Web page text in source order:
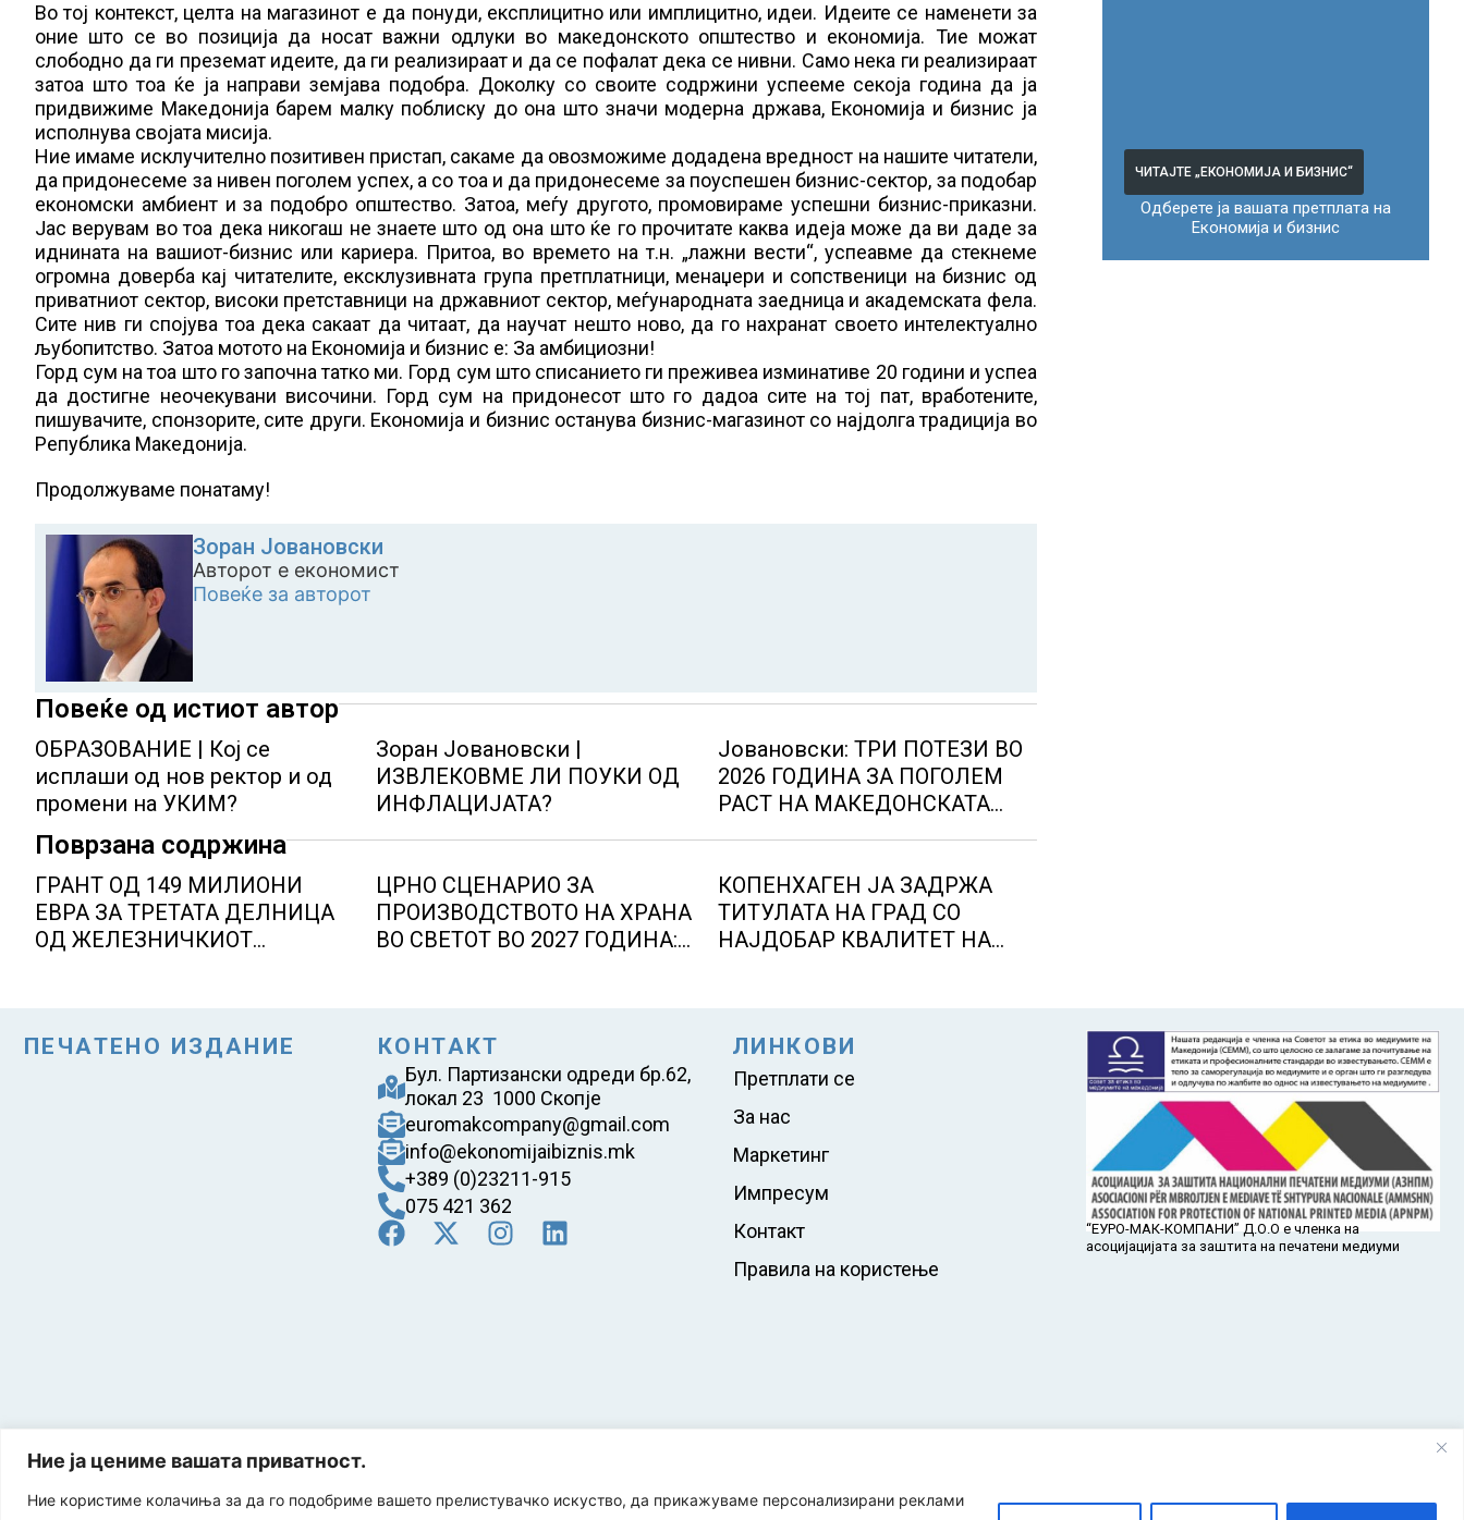
Ние ја цениме вашата приватност.
Ние користиме колачиња за да го подобриме вашето прелистувачко искуство, да прикажуваме персонализирани реклами
Во тој контекст, целта на магазинот е да понуди, експлицитно или имплицитно, идеи. Идеите се наменети за
оние што се во позиција да носат важни одлуки во македонското општество и економија. Тие можат
слободно да ги преземат идеите, да ги реализираат и да се пофалат дека се нивни. Само нека ги реализираат
затоа што тоа ќе ја направи земјава подобра. Доколку со своите содржини успееме секоја година да ја
придвижиме Македонија барем малку поблиску до она што значи модерна држава, Економија и бизнис ја
исполнува својата мисија.
Ние имаме исклучително позитивен пристап, сакаме да овозможиме додадена вредност на нашите читатели,
да придонесеме за нивен поголем успех, а со тоа и да придонесеме за поуспешен бизнис-сектор, за подобар
економски амбиент и за подобро општество. Затоа, меѓу другото, промовираме успешни бизнис-приказни.
Јас верувам во тоа дека никогаш не знаете што од она што ќе го прочитате каква идеја може да ви даде за
иднината на вашиот-бизнис или кариера. Притоа, во времето на т.н. „лажни вести“, успеавме да стекнеме
огромна доверба кај читателите, ексклузивната група претплатници, менаџери и сопственици на бизнис од
приватниот сектор, високи претставници на државниот сектор, меѓународната заедница и академската фела.
Сите нив ги спојува тоа дека сакаат да читаат, да научат нешто ново, да го нахранат своето интелектуално
љубопитство. Затоа мотото на Економија и бизнис е: За амбициозни!
Горд сум на тоа што го започна татко ми. Горд сум што списанието ги преживеа изминативе 20 години и успеа
да достигне неочекувани височини. Горд сум на придонесот што го дадоа сите на тој пат, вработените,
пишувачите, спонзорите, сите други. Економија и бизнис останува бизнис-магазинот со најдолга традиција во
Република Македонија.
Продолжуваме понатаму!
Зоран Јовановски
Авторот е економист
Повеќе за авторот
Повеќе од истиот автор
ОБРАЗОВАНИЕ | Кој се
исплаши од нов ректор и од
промени на УКИМ?
Зоран Јовановски |
ИЗВЛЕКОВМЕ ЛИ ПОУКИ ОД
ИНФЛАЦИЈАТА?
Јовановски: ТРИ ПОТЕЗИ ВО
2026 ГОДИНА ЗА ПОГОЛЕМ
РАСТ НА МАКЕДОНСКАТА
Поврзана содржина
ГРАНТ ОД 149 МИЛИОНИ
ЕВРА ЗА ТРЕТАТА ДЕЛНИЦА
ОД ЖЕЛЕЗНИЧКИОТ
ЦРНО СЦЕНАРИО ЗА
ПРОИЗВОДСТВОТО НА ХРАНА
ВО СВЕТОТ ВО 2027 ГОДИНА:
КОПЕНХАГЕН ЈА ЗАДРЖА
ТИТУЛАТА НА ГРАД СО
НАЈДОБАР КВАЛИТЕТ НА
обележани со комбинација од
фактори
ЧИТАЈТЕ „ЕКОНОМИЈА И БИЗНИС“
Одберете ја вашата претплата на
Економија и бизнис
ПЕЧАТЕНО ИЗДАНИЕ КОНТАКТ
Бул. Партизански одреди бр.62,
локал 23 1000 Скопје
euromakcompany@gmail.com
info@ekonomijaibiznis.mk
+389 (0)23211-915
075 421 362
ЛИНКОВИ
Претплати се
За нас
Маркетинг
Импресум
Контакт
Правила на користење
“ЕУРО-МАК-КОМПАНИ” Д.О.О е членка на
асоцијацијата за заштита на печатени медиуми